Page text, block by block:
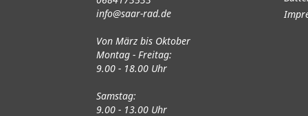
info@saar-rad.de
Von März bis Oktober
Montag - Freitag:
9.00 - 18.00 Uhr
Samstag:
9.00 - 13.00 Uhr